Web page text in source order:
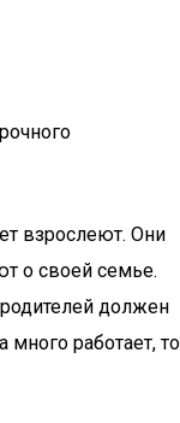
взрослеют. Они
о своей семье.
должен
работает, то